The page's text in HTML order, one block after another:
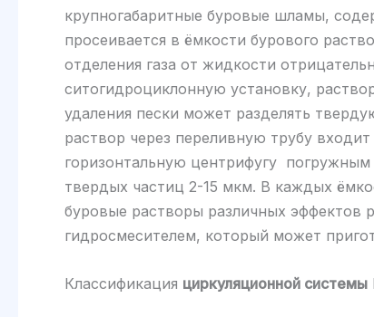
крупногабаритные буровые шламы,
просеивается в ёмкости бурового
отделения газа от жидкости
ситогидроциклонную установку,
удаления пески может разделять
раствор через переливную трубу
горизонтальную центрифугу
твердых частиц 2-15 мкм. В каждых
буровые растворы различных эффектов
гидросмесителем, который может
Классификация циркуляционной системы